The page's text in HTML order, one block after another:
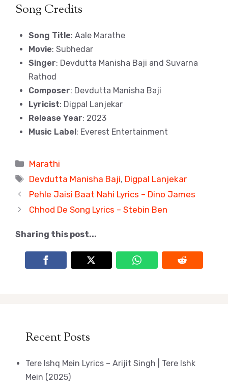
Song Credits
Song Title: Aale Marathe
Movie: Subhedar
Singer: Devdutta Manisha Baji and Suvarna
Rathod
Composer: Devdutta Manisha Baji
Lyricist: Digpal Lanjekar
Release Year: 2023
Music Label: Everest Entertainment
Categories
Marathi
Tags
Devdutta Manisha Baji, Digpal Lanjekar
Pehle Jaisi Baat Nahi Lyrics – Dino James
Chhod De Song Lyrics – Stebin Ben
Sharing this post...
Recent Posts
Tere Ishq Mein Lyrics – Arijit Singh | Tere Ishk
Mein (2025)